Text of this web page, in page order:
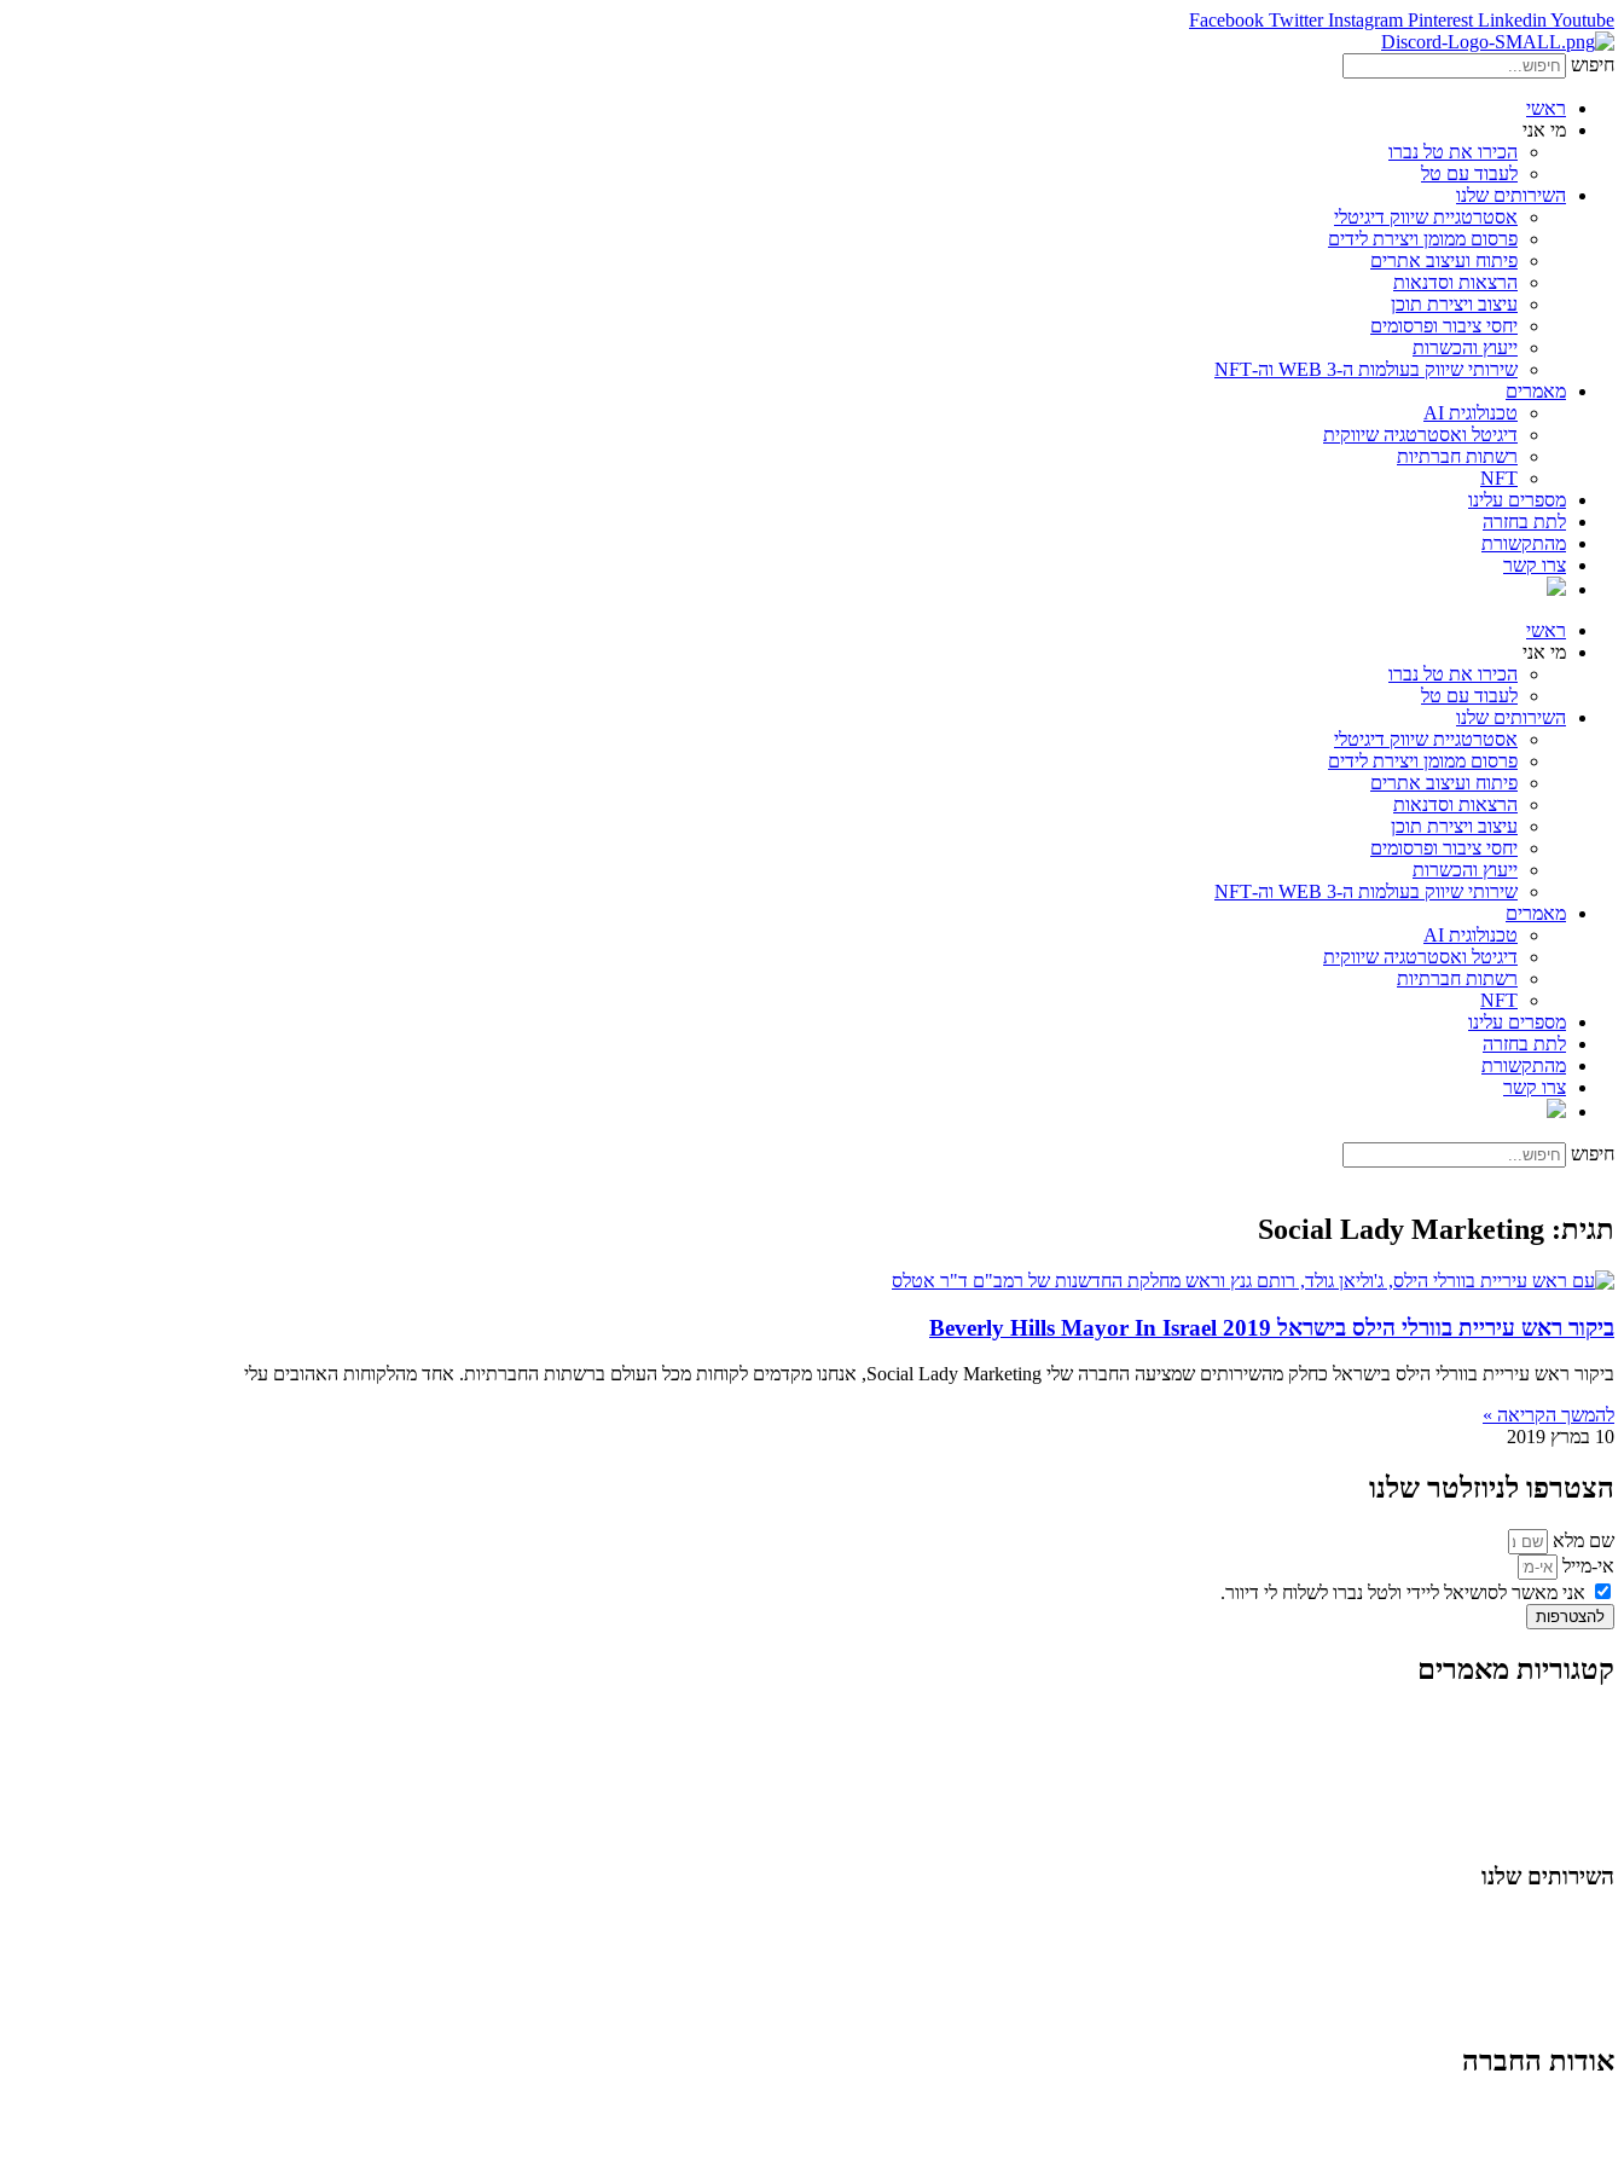
Facebook Twitter Instagram Pinterest Linkedin Youtube
חיפוש
ראשי
מי אני
הכירו את טל נברו
לעבוד עם טל
השירותים שלנו
אסטרטגיית שיווק דיגיטלי
פרסום ממומן ויצירת לידים
פיתוח ועיצוב אתרים
הרצאות וסדנאות
עיצוב ויצירת תוכן
יחסי ציבור ופרסומים
ייעוץ והכשרות
שירותי שיווק בעולמות ה-WEB 3 וה-NFT
מאמרים
טכנולוגית AI
דיגיטל ואסטרטגיה שיווקית
רשתות חברתיות
NFT
מספרים עלינו
לתת בחזרה
מהתקשורת
צרו קשר
ראשי
מי אני
הכירו את טל נברו
לעבוד עם טל
השירותים שלנו
אסטרטגיית שיווק דיגיטלי
פרסום ממומן ויצירת לידים
פיתוח ועיצוב אתרים
הרצאות וסדנאות
עיצוב ויצירת תוכן
יחסי ציבור ופרסומים
ייעוץ והכשרות
שירותי שיווק בעולמות ה-WEB 3 וה-NFT
מאמרים
טכנולוגית AI
דיגיטל ואסטרטגיה שיווקית
רשתות חברתיות
NFT
מספרים עלינו
לתת בחזרה
מהתקשורת
צרו קשר
חיפוש
תגית: Social Lady Marketing
ביקור ראש עיריית בוורלי הילס בישראל 2019 Beverly Hills Mayor In Israel
ביקור ראש עיריית בוורלי הילס בישראל כחלק מהשירותים שמציעה החברה שלי Social Lady Marketing, אנחנו מקדמים לקוחות מכל העולם ברשתות החברתיות. אחד מהלקוחות האהובים עלי
להמשך הקריאה »
10 במרץ 2019
הצטרפו לניוזלטר שלנו
שם מלא
אי-מייל
אני מאשר לסושיאל ליידי ולטל נברו לשלוח לי דיוור.
להצטרפות
קטגוריות מאמרים
השירותים שלנו
אודות החברה